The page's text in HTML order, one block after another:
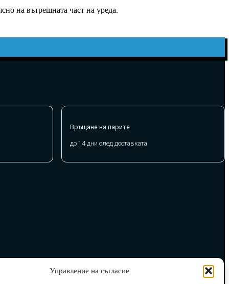
Управление на съгласие
на вътрешната част на уреда.
Връщане на парите
до 14 дни след доставката